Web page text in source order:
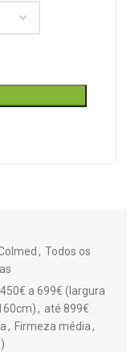
, Todos os
450€ a 699€ (largura
, até 899€
, Firmeza média,